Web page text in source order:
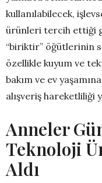
kullanılabilecek,
ürünleri tercih ettiği
“biriktir” öğütlerinin
özellikle kuyum ve
bakım ve ev
alışveriş hareketliliği
Anneler
Teknoloji
Aldı